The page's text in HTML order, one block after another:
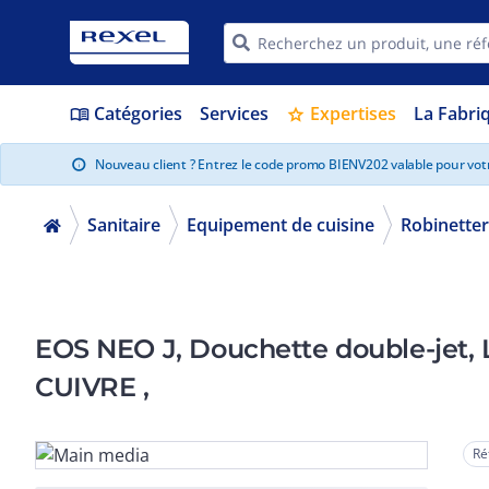
menu_book Catégories Services star Expertises La
info Nouveau client ? Entrez le code promo BIENV202 valable pour
Sanitaire Equipement de cuisine
EOS NEO J, Douchette double-jet,
CUIVRE ,